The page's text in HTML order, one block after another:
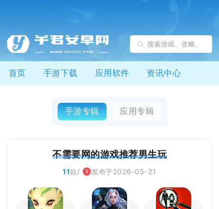
首页 手游下载 应用软件 资讯中心
手游专辑 应用专辑
不需要网的游戏推荐男生玩
11款/ 发布于2026-05-21